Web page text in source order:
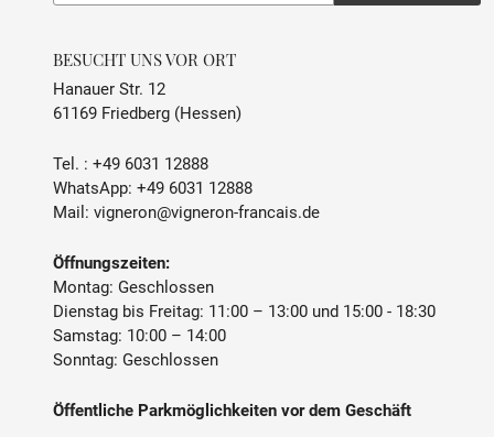
unsere
BESUCHT UNS VOR ORT
Hanauer Str. 12
61169 Friedberg (Hessen)
Tel. : +49 6031 12888
WhatsApp: +49 6031 12888
Mail: vigneron@vigneron-francais.de
Öffnungszeiten:
Montag: Geschlossen
Dienstag bis Freitag: 11:00 – 13:00 und 15:00 - 18:30
Samstag: 10:00 – 14:00
Sonntag: Geschlossen
Öffentliche Parkmöglichkeiten vor dem Geschäft